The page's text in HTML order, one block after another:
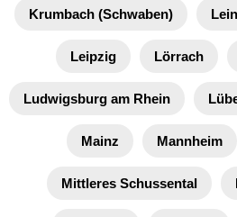
Krumbach (Schwaben)
Leipzig Lörrach
Ludwigsburg am Rhein
Mainz Mannheim
Mittleres Schussental